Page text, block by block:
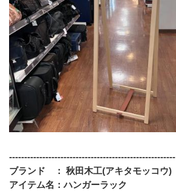
-------------------------------------------------------
ブランド　： 秋田木工(アキタモッコウ)
アイテム名：ハンガーラック